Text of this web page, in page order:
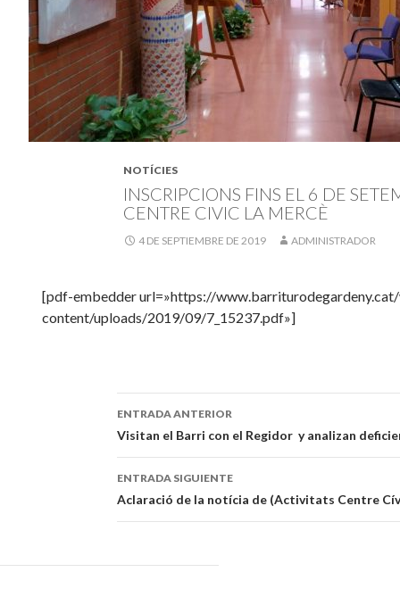
NOTÍCIES
INSCRIPCIONS FINS EL 6 DE
CENTRE CIVIC LA MERCÈ
4 DE SEPTIEMBRE DE 2019 ADMINISTRADOR
[pdf-embedder url=»https://
content/uploads/2019/09/7_15237.pdf»]
Navegación
de
entradas
ENTRADA ANTERIOR
Visitan el Barri con el Regidor y analizan
ENTRADA SIGUIENTE
Aclaració de la notícia de (Activitats Centre